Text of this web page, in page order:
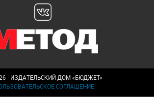
ИЗДАТЕЛЬСКИЙ ДОМ «БЮДЖЕТ»
СОГЛАШЕНИЕ